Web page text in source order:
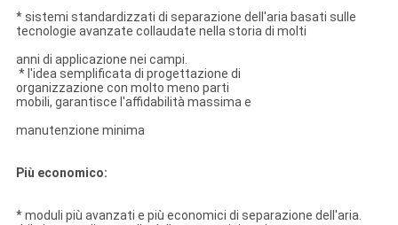
* sistemi standardizzati di separazione dell'aria basati sulle
tecnologie avanzate collaudate nella storia di molti
anni di applicazione nei campi.
* l'idea semplificata di progettazione di
organizzazione con molto meno parti
mobili, garantisce l'affidabilità massima e
manutenzione minima
Più economico:
* moduli più avanzati e più economici di separazione dell'aria.